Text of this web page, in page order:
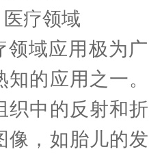
疗领域
应用极为广
知的应用之一
织中的反射和
像，如胎儿的